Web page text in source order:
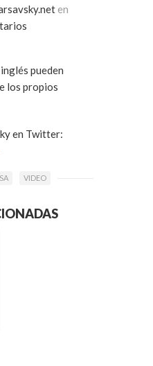
en
pueden
los propios
en Twitter:
VIDEO